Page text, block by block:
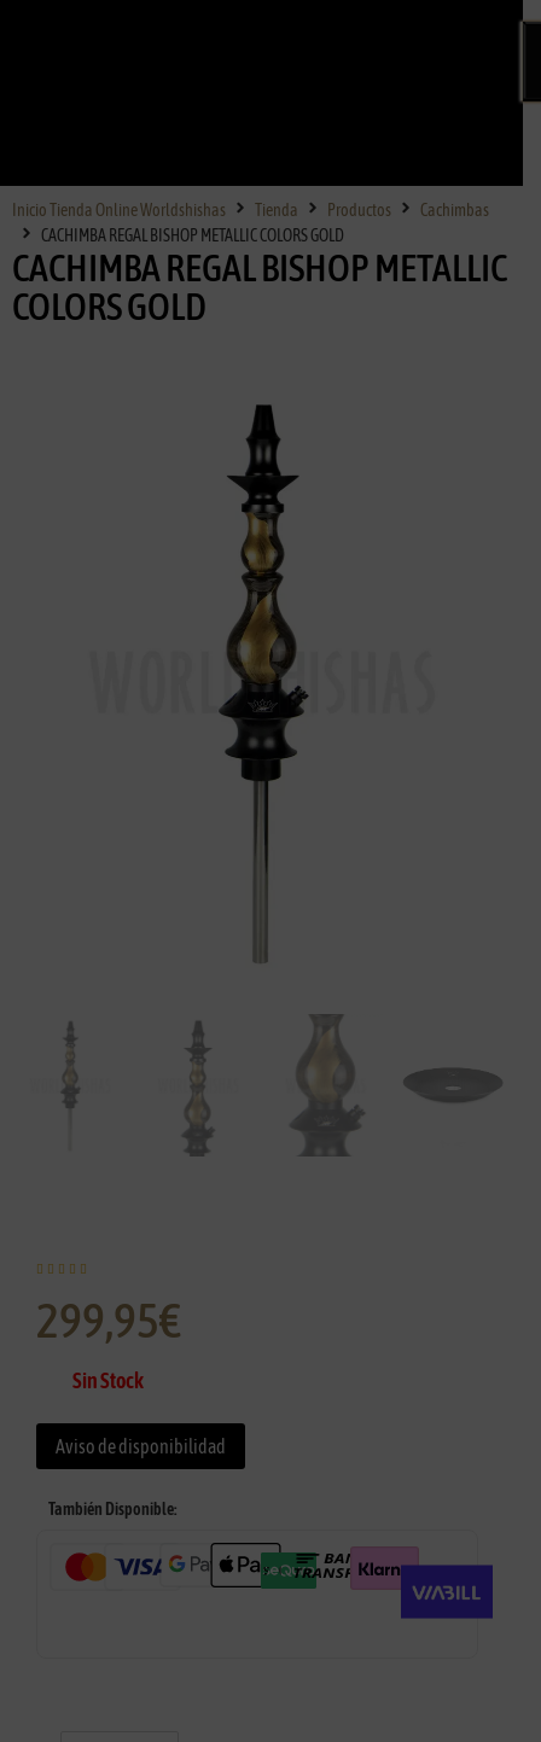
Inicio Tienda Online Worldshishas Tienda Productos
Cachimbas
CACHIMBA REGAL BISHOP METALLIC COLORS GOLD
CACHIMBA REGAL BISHOP METALLIC
COLORS GOLD
    
299,95€
Sin Stock
Aviso de disponibilidad
También Disponible: